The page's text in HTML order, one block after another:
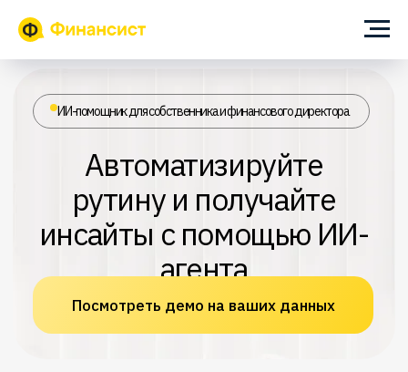
Автоматизируйте
инсайты с помощью ИИ-
агента
Посмотреть демо на ваших данных